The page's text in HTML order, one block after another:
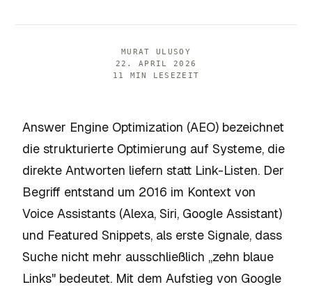
MURAT ULUSOY
22. APRIL 2026
11 MIN LESEZEIT
Answer Engine Optimization (AEO) bezeichnet
die strukturierte Optimierung auf Systeme, die
direkte Antworten liefern statt Link-Listen. Der
Begriff entstand um 2016 im Kontext von
Voice Assistants (Alexa, Siri, Google Assistant)
und Featured Snippets, als erste Signale, dass
Suche nicht mehr ausschließlich „zehn blaue
Links" bedeutet. Mit dem Aufstieg von Google